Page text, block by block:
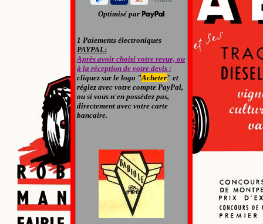
Optimisé par
1 Paiements électroniques
PAYPAL:
Après avoir choisi votre revue, ou
à la réception de votre devis :
cliquez sur le logo "Acheter" et
réglez avec votre compte PayPal,
ou si vous n'en possédez pas,
directement avec votre carte
bancaire.